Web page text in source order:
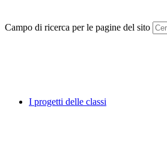
Campo di ricerca per le pagine del sito
I progetti delle classi